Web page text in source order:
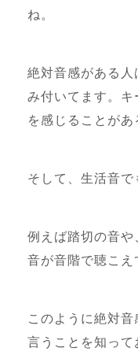
ね。
絶対音感がある人
み付いてます。
を感じることがあ
そして、生活音で
例えば踏切の音や
音が音階で聴こえ
このように絶対
言うことを知って